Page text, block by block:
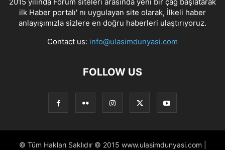
ilk Haber portalı' nı uygulayan site olarak, İlkeli haber
anlayışımızla sizlere en doğru haberleri ulaştırıyoruz.
Contact us: info@ulasimdunyasi.com
FOLLOW US
© Tüm Hakları Saklıdır © 2015 www.ulasimdunyasi.com |